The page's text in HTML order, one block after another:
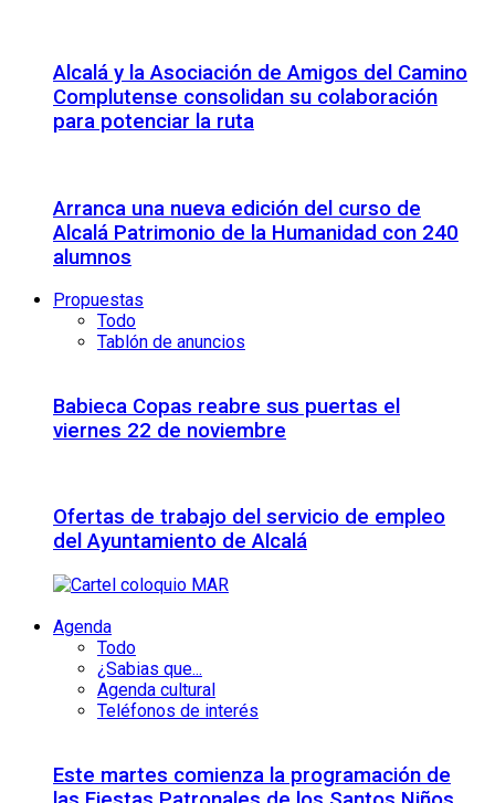
Alcalá y la Asociación de Amigos del Camino
Complutense consolidan su colaboración
para potenciar la ruta
Arranca una nueva edición del curso de
Alcalá Patrimonio de la Humanidad con 240
alumnos
Propuestas
Todo
Tablón de anuncios
Babieca Copas reabre sus puertas el
viernes 22 de noviembre
Ofertas de trabajo del servicio de empleo
del Ayuntamiento de Alcalá
Agenda
Todo
¿Sabias que...
Agenda cultural
Teléfonos de interés
Este martes comienza la programación de